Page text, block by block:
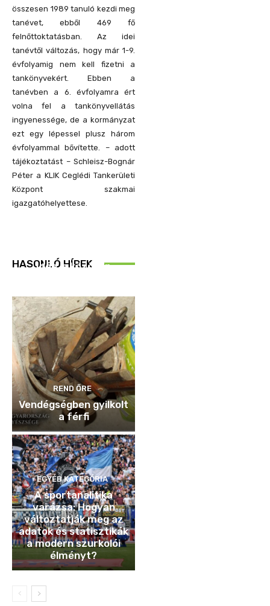
összesen 1989 tanuló kezdi meg
tanévet, ebből 469 fő
felnőttoktatásban. Az idei
tanévtől változás, hogy már 1-9.
évfolyamig nem kell fizetni a
tankönyvekért. Ebben a
tanévben a 6. évfolyamra ért
volna fel a tankönyvellátás
ingyenessége, de a kormányzat
ezt egy lépessel plusz három
évfolyammal bővítette. – adott
tájékoztatást – Schleisz-Bognár
Péter a KLIK Ceglédi Tankerületi
Központ szakmai
igazgatóhelyettese.
HASONLÓ HÍREK
Idén is közösen
REND ŐRE
Vendégségben gyilkolt
a férfi
EGYÉB KATEGÓRIA
A sportanalitika
varázsa: Hogyan
változtatják meg az
adatok és statisztikák
a modern szurkolói
élményt?